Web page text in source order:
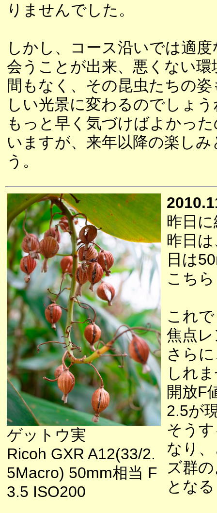
りませんでした。
しかし、コース沿いでは適
会うことが出来、悪くない環
間もなく、その昆虫たちの
しい光景に変わるのでしょ
もっと早く気づけばよかっ
いますが、来年以降の楽し
う。
ゲットウ実
Ricoh GXR A12(33/2.
5Macro) 50mm相当 F
3.5 ISO200
昨日
昨日
日は
こち
これ
焦点
さら
しれ
開放F
2.5が
そう
なり
ズ群
とな